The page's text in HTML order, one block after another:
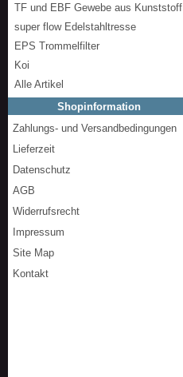
TF und EBF Gewebe aus Kunststoff
super flow Edelstahltresse
EPS Trommelfilter
Koi
Alle Artikel
Shopinformation
Zahlungs- und Versandbedingungen
Lieferzeit
Datenschutz
AGB
Widerrufsrecht
Impressum
Site Map
Kontakt